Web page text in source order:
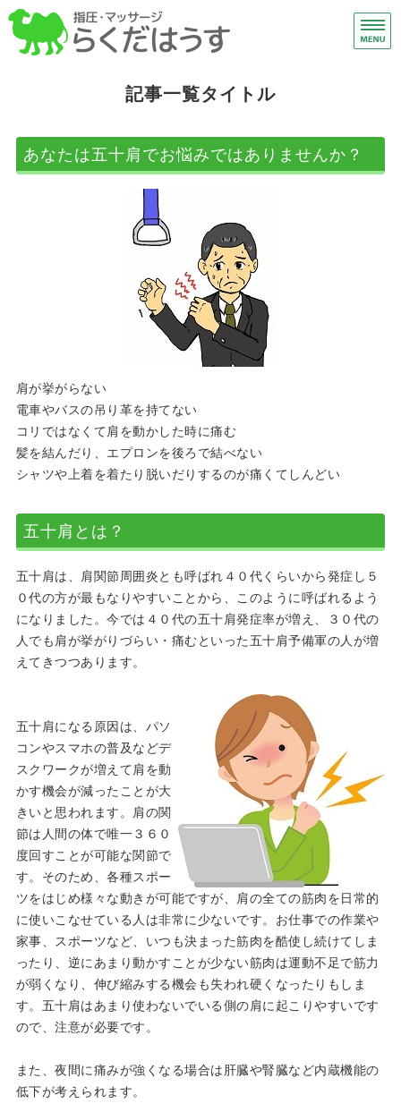
下
はじめての方へ
ご予約・お問い合わせ
記事一覧タイトル
あなたは五十肩でお悩みではありませんか？
肩が挙がらない
電車やバスの吊り革を持てない
コリではなくて肩を動かした時に痛む
髪を結んだり、エプロンを後ろで結べない
シャツや上着を着たり脱いだりするのが痛くてしんどい
五十肩とは？
五十肩は、肩関節周囲炎とも呼ばれ４０代くらいから発症し５
０代の方が最もなりやすいことから、このように呼ばれるよう
になりました。今では４０代の五十肩発症率が増え、３０代の
人でも肩が挙がりづらい・痛むといった五十肩予備軍の人が増
えてきつつあります。
五十肩になる原因は、パソ
コンやスマホの普及などデ
スクワークが増えて肩を動
かす機会が減ったことが大
きいと思われます。肩の関
節は人間の体で唯一３６０
度回すことが可能な関節で
す。そのため、各種スポー
ツをはじめ様々な動きが可能ですが、肩の全ての筋肉を日常的
に使いこなせている人は非常に少ないです。お仕事での作業や
家事、スポーツなど、いつも決まった筋肉を酷使し続けてしま
ったり、逆にあまり動かすことが少ない筋肉は運動不足で筋力
が弱くなり、伸び縮みする機会も失われ硬くなったりもしま
す。五十肩はあまり使わないでいる側の肩に起こりやすいです
ので、注意が必要です。
また、夜間に痛みが強くなる場合は肝臓や腎臓など内蔵機能の
低下が考えられます。